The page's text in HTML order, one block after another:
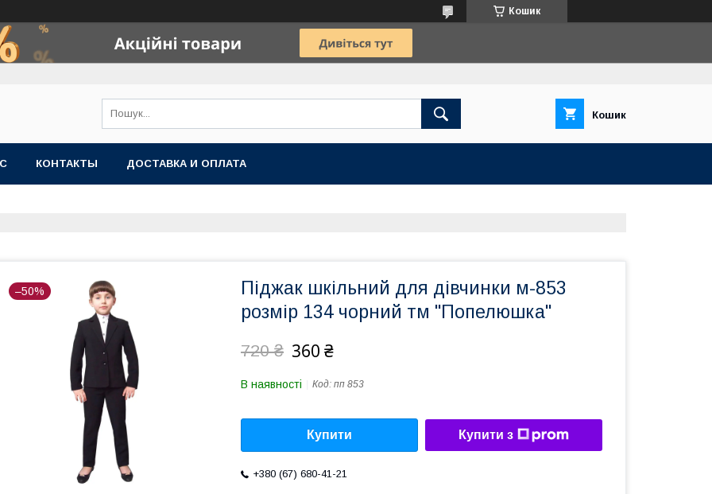
Кошик
Кошик
КОНТАКТЫ ДОСТАВКА И ОПЛАТА
–50%
Піджак шкільний для дівчинки м-853
розмір 134 чорний тм "Попелюшка"
720 ₴ 360 ₴
В наявності Код: пп 853
Купити Купити з
+380 (67) 680-41-21